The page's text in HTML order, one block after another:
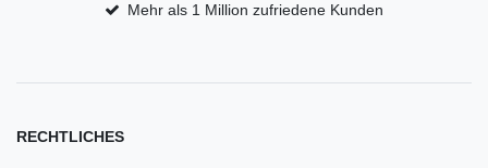
Mehr als 1 Million zufriedene Kunden
RECHTLICHES